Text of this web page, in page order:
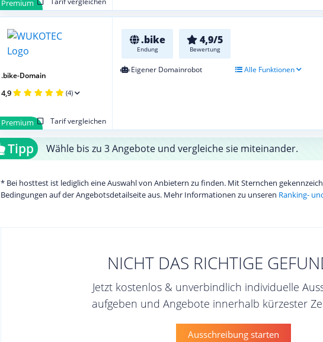
Premium
.bike
Endung
4,9/5
Bewertung
Eigener Domainrobot Alle Funktionen
Premium Tarif vergleichen
.bike-Domain
4,9 (4)
Tipp Wähle bis zu 3 Angebote und vergleiche sie miteinander.
* Bei hosttest ist lediglich eine Auswahl von Anbietern zu finden. Mit Sternchen
Bedingungen auf der Angebotsdetailseite aus. Mehr Informationen zu unseren Ranking-
NICHT DAS RICHTIGE
Jetzt kostenlos & unverbindlich individuelle
aufgeben und Angebote innerhalb kürzester
Ausschreibung starten